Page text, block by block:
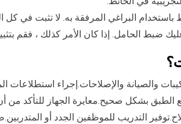
باستخدام البراغي المرفقة به. لا تثبت
ضبط الحامل. إذا كان الأمر كذلك ، فقم
والصيانة والإصلاحات.إجراء
الطبق بشكل صحيح.معايرة الجهاز للتأكد
التدريب للموظفين الجدد أو